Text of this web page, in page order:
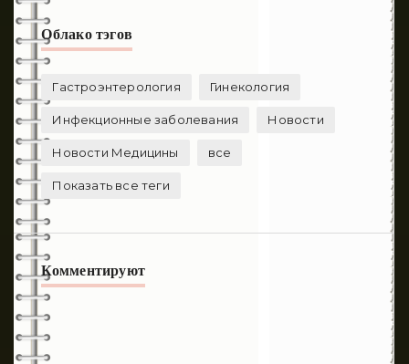
Облако тэгов
Гастроэнтерология Гинекология
Инфекционные заболевания Новости
Новости Медицины все
Показать все теги
Комментируют